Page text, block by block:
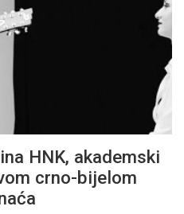
HNK, akademski
crno-bijelom